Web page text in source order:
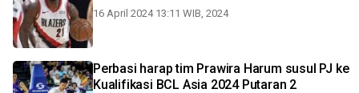
16 April 2024 13:11 WIB, 2024
Perbasi harap tim Prawira Harum susul PJ ke
Kualifikasi BCL Asia 2024 Putaran 2